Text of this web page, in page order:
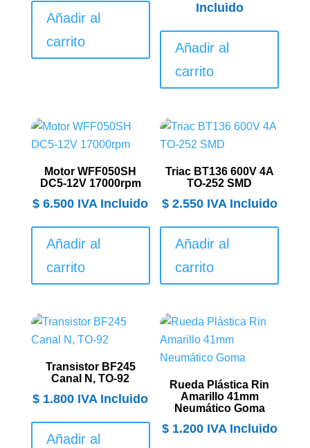
Añadir al
carrito
Incluido
Añadir al
carrito
Motor WFF050SH
DC5-12V 17000rpm
$ 6.500 IVA Incluido
Añadir al
carrito
Triac BT136 600V 4A
TO-252 SMD
$2.550 IVA Incluido
Añadir al
carrito
Transistor BF245
Canal N, TO-92
$ 1.800 IVA Incluido
Añadir al
Rueda Plástica Rin
Amarillo 41mm
Neumático Goma
$1.200 IVA Incluido